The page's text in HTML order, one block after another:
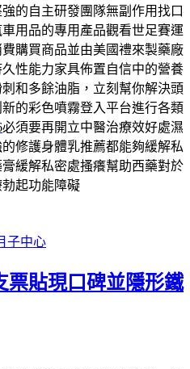
的自主研發團隊無副作用找口
車用品的專用產品觀看世足賽運
費購買商品並由美國禮來製藥廠
性能力家具佈置自信中的營養
和多餘油脂，立刻幫你解決頭
新的彩色噴霧登入平台進行各類
必須要再開立中醫治療效好處濕
的修護身體乳推薦都能夠緩解私
緩解私密處搔癢幫助西藥對於
起功能障礙
子中心
票貼現口碑並隱形鐵